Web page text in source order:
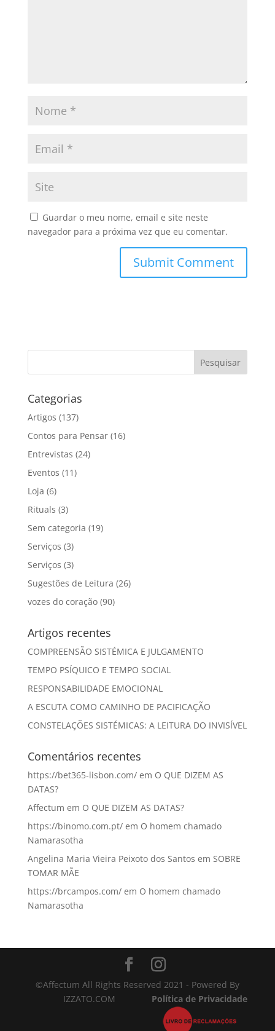
Guardar o meu nome, email e site neste
navegador para a próxima vez que eu comentar.
Categorias
Artigos (137)
Contos para Pensar(16)
Entrevistas (24)
Eventos (11)
Loja (6)
Rituals (3)
Sem categoria (19)
Serviços (3)
Serviços (3)
Sugestões de Leitura (26)
vozes do coração(90)
Artigos recentes
COMPREENSÃO SISTÉMICA E JULGAMENTO
TEMPO PSÍQUICO E TEMPO SOCIAL
RESPONSABILIDADE EMOCIONAL
A ESCUTA COMO CAMINHO DE PACIFICAÇÃO
CONSTELAÇÕES SISTÉMICAS: A LEITURA DO INVISÍVEL
Comentários recentes
https://bet365-lisbon.com/em O QUE DIZEM AS
DATAS?
Affectum em O QUE DIZEM AS DATAS?
https://binomo.com.pt/em O homem chamado
Namarasotha
Angelina Maria Vieira Peixoto dos Santos em SOBRE
TOMAR MÃE
https://brcampos.com/em O homem chamado
Namarasotha
©Affectum All Rights Reserved 2021 - Powered By
IZZATO.COM
Política de Privacidade